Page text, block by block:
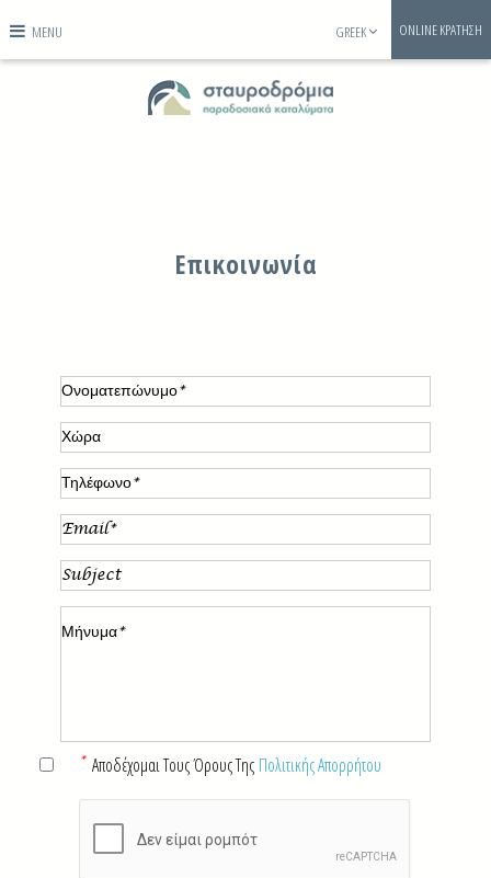
MENU ONLINE ΚΡΑΤΗΣΗ
GREEK
Επικοινωνία
Αποδέχομαι Τους Όρους Της Πολιτικής Απορρήτου
*